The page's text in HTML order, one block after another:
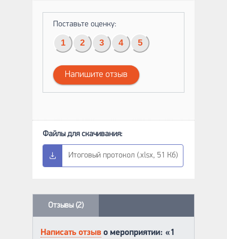
Поставьте оценку:
1 2 3 4 5
Напишите отзыв
Итоговый протокол (.xlsx, 51 Кб)
Отзывы (2)
Написать отзыв о мероприятии: «1